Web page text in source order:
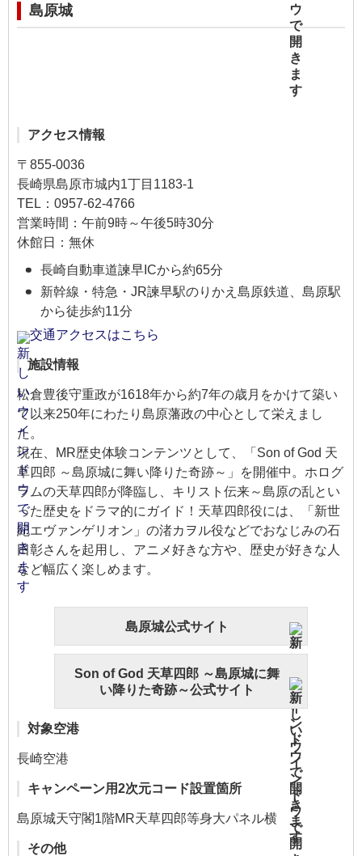
島原城
アクセス情報
〒855-0036
長崎県島原市城内1丁目1183-1
TEL：0957-62-4766
営業時間：午前9時～午後5時30分
休館日：無休
長崎自動車道諫早ICから約65分
新幹線・特急・JR諫早駅のりかえ島原鉄道、島原駅
から徒歩約11分
交通アクセスはこちら
施設情報
松倉豊後守重政が1618年から約7年の歳月をかけて築い
て以来250年にわたり島原藩政の中心として栄えまし
た。
現在、MR歴史体験コンテンツとして、「Son of God 天
草四郎 ～島原城に舞い降りた奇跡～」を開催中。ホログ
ラムの天草四郎が降臨し、キリスト伝来～島原の乱とい
った歴史をドラマ的にガイド！天草四郎役には、「新世
紀エヴァンゲリオン」の渚カヲル役などでおなじみの石
田彰さんを起用し、アニメ好きな方や、歴史が好きな人
など幅広く楽しめます。
島原城公式サイト
Son of God 天草四郎 ～島原城に舞
い降りた奇跡～公式サイト
対象空港
長崎空港
キャンペーン用2次元コード設置箇所
島原城天守閣1階MR天草四郎等身大パネル横
その他